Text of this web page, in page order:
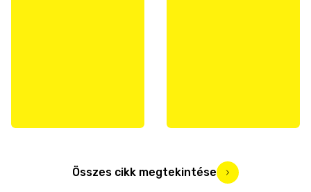
Összes cikk megtekintése